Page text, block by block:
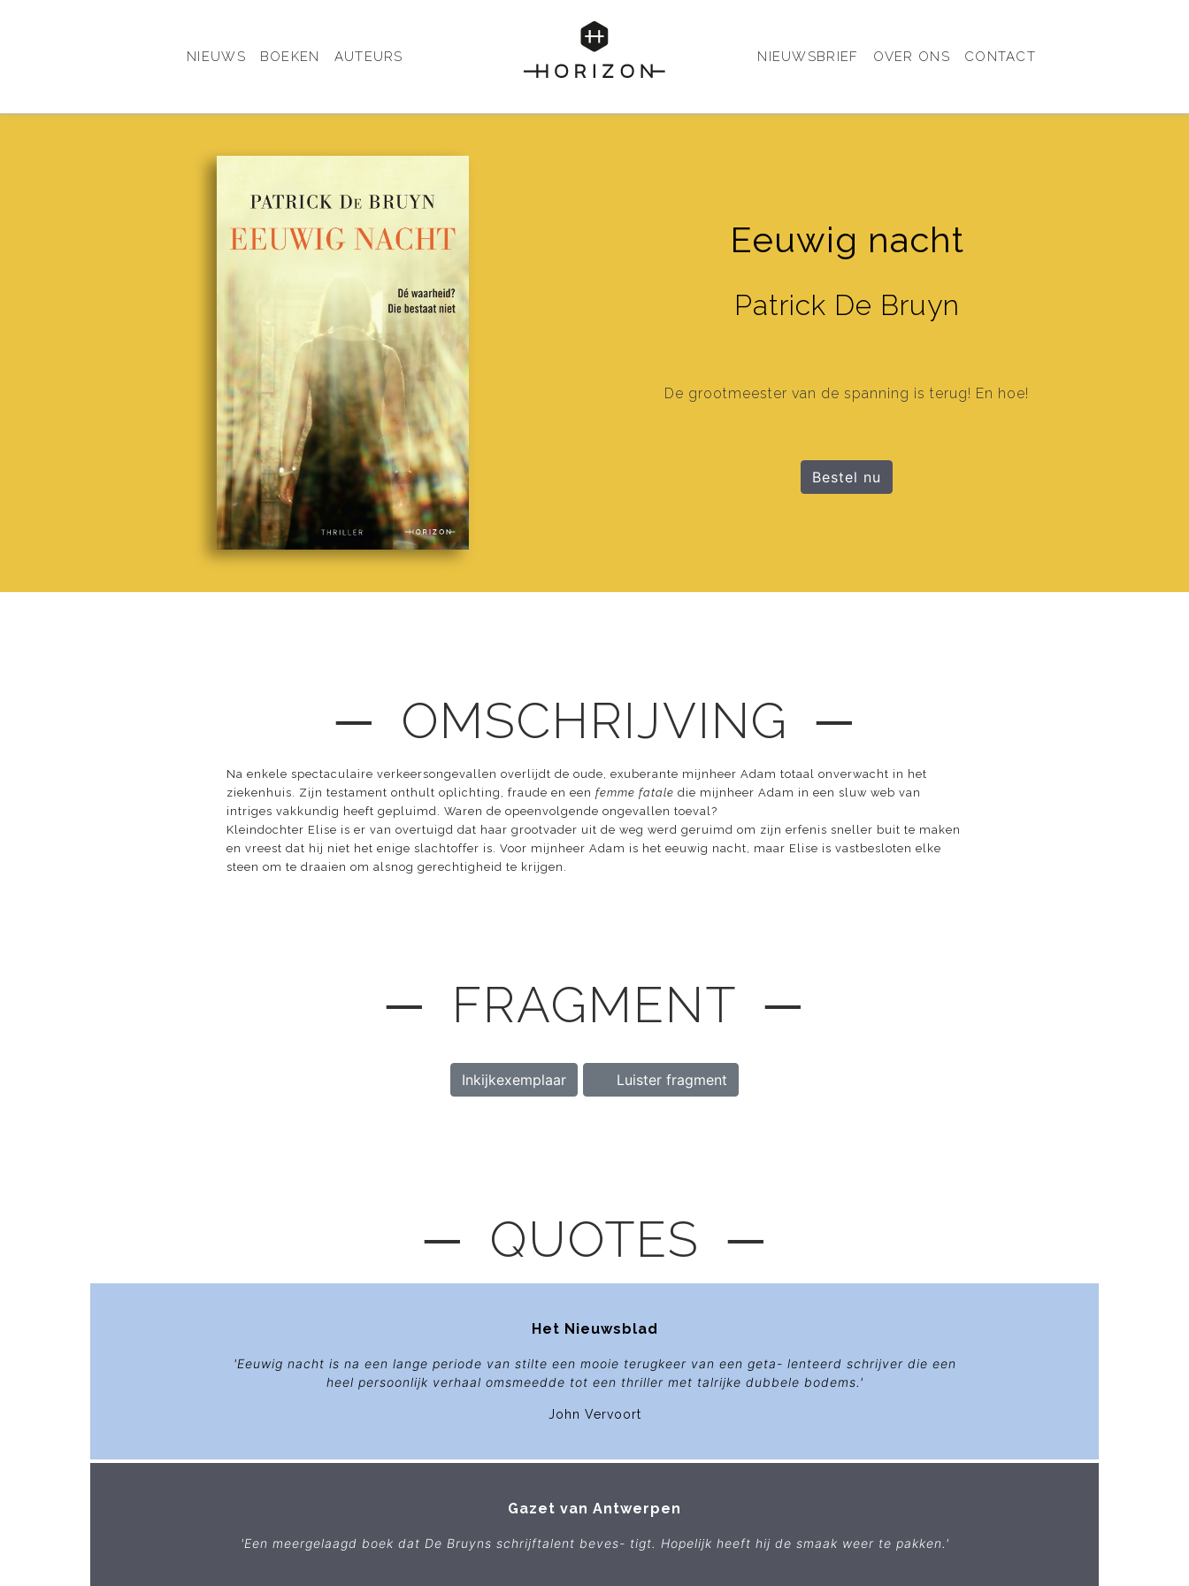
NIEUWS BOEKEN AUTEURS NIEUWSBRIEF OVER ONS CONTACT
Eeuwig nacht
Patrick De Bruyn
De grootmeester van de spanning is terug! En hoe!
Bestel nu
─ OMSCHRIJVING ─
Na enkele spectaculaire verkeersongevallen overlijdt de oude, exuberante mijnheer Adam totaal onverwacht in het
ziekenhuis. Zijn testament onthult oplichting, fraude en een femme fatale die mijnheer Adam in een sluw web van
intriges vakkundig heeft gepluimd. Waren de opeenvolgende ongevallen toeval?
Kleindochter Elise is er van overtuigd dat haar grootvader uit de weg werd geruimd om zijn erfenis sneller buit te maken
en vreest dat hij niet het enige slachtoffer is. Voor mijnheer Adam is het eeuwig nacht, maar Elise is vastbesloten elke
steen om te draaien om alsnog gerechtigheid te krijgen.
─ FRAGMENT ─
Inkijkexemplaar Luister fragment
─ QUOTES ─
Het Nieuwsblad
'Eeuwig nacht is na een lange periode van stilte een mooie terugkeer van een geta- lenteerd schrijver die een
heel persoonlijk verhaal omsmeedde tot een thriller met talrijke dubbele bodems.'
John Vervoort
Gazet van Antwerpen
'Een meergelaagd boek dat De Bruyns schrijftalent beves- tigt. Hopelijk heeft hij de smaak weer te pakken.'